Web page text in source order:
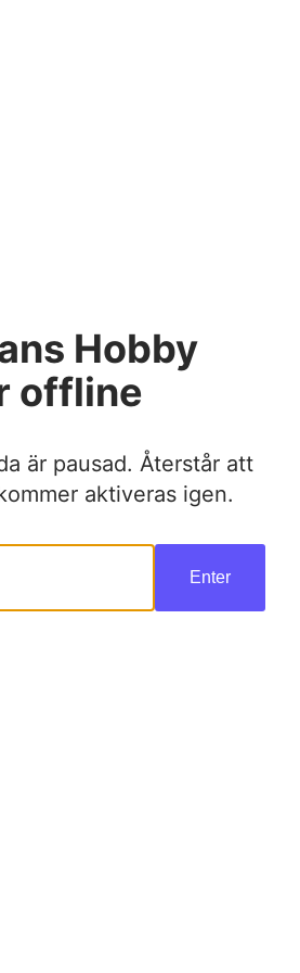
Hobby
offline
är pausad. Återstår att
aktiveras igen.
Enter